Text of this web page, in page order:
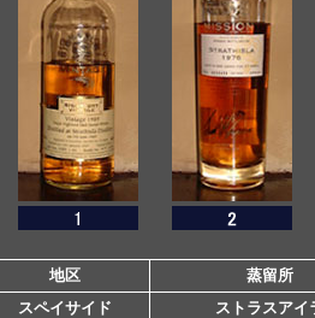
地区 蒸留所
スペイサイド ストラスアイ